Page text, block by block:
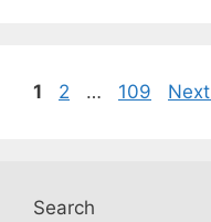
Page
1 Page
2 … Page
109 Next
Search